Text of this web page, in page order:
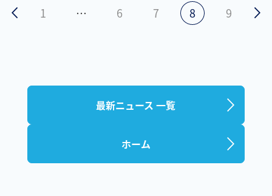
1 … 6 7 8 9
最新ニュース 一覧
ホーム